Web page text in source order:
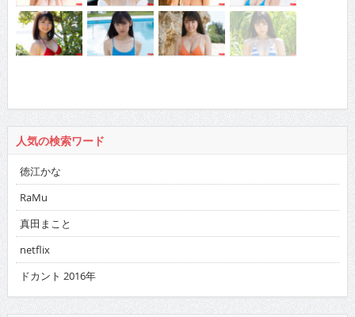
人気の検索ワード
徳江かな
RaMu
真田まこと
netflix
ドカント 2016年